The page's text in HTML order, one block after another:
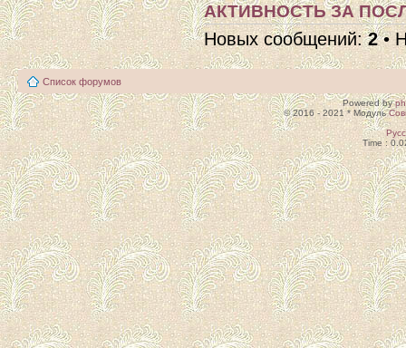
АКТИВНОСТЬ ЗА
Новых сообщений:2•
Список форумов
Powered by
© 2016 - 2021 * Модуль
Time :